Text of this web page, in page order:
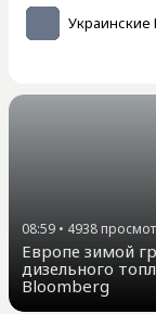
08:59 • 4938
Европе зимой
дизельного
Bloomberg